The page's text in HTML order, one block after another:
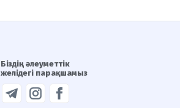
Біздің әлеуметтік
желідегі парақшамыз